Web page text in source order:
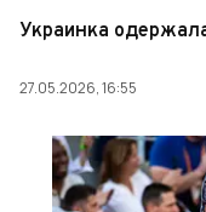
Украинка
27.05.2026, 16:55